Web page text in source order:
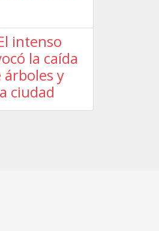
intenso
la caída
árboles y
ciudad